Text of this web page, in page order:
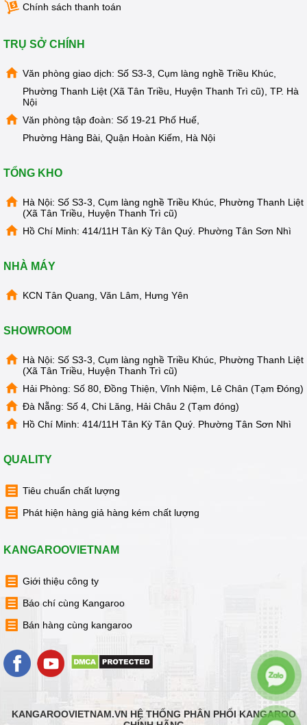
Chính sách thanh toán
TRỤ SỞ CHÍNH
Văn phòng giao dịch: Số S3-3, Cụm làng nghề Triều Khúc,
Phường Thanh Liệt (Xã Tân Triều, Huyện Thanh Trì cũ), TP. Hà
Nội
Văn phòng tập đoàn: Số 19-21 Phố Huế,
Phường Hàng Bài, Quận Hoàn Kiếm, Hà Nội
TỔNG KHO
Hà Nội: Số S3-3, Cụm làng nghề Triều Khúc, Phường Thanh Liệt
(Xã Tân Triều, Huyện Thanh Trì cũ)
Hồ Chí Minh: 414/11H Tân Kỳ Tân Quý. Phường Tân Sơn Nhì
NHÀ MÁY
KCN Tân Quang, Văn Lâm, Hưng Yên
SHOWROOM
Hà Nội: Số S3-3, Cụm làng nghề Triều Khúc, Phường Thanh Liệt
(Xã Tân Triều, Huyện Thanh Trì cũ)
Hải Phòng: Số 80, Đồng Thiện, Vĩnh Niệm, Lê Chân (Tạm Đóng)
Đà Nẵng: Số 4, Chi Lăng, Hải Châu 2 (Tạm đóng)
Hồ Chí Minh: 414/11H Tân Kỳ Tân Quý. Phường Tân Sơn Nhì
QUALITY
Tiêu chuẩn chất lượng
Phát hiện hàng giả hàng kém chất lượng
KANGAROOVIETNAM
Giới thiệu công ty
Báo chí cùng Kangaroo
Bán hàng cùng kangaroo
KANGAROOVIETNAM.VN HỆ THỐNG PHÂN PHỐI KANGAROO